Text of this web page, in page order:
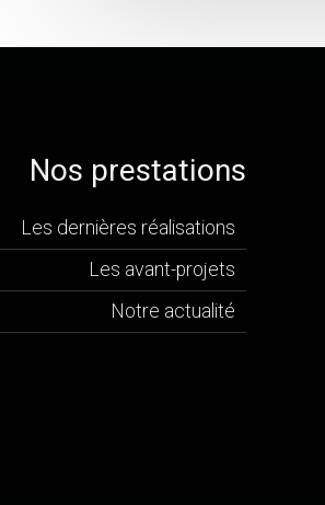
Nos prestations
Les dernières réalisations
Les avant-projets
Notre actualité